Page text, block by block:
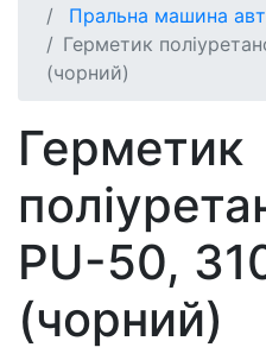
Пральна машина
Герметик
(чорний)
Герметик
PU-50,
(чорний)